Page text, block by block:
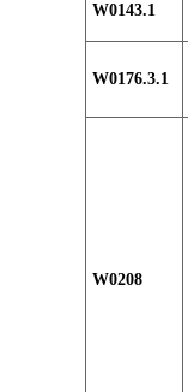
W0143.1
W0176.3.1
W0208